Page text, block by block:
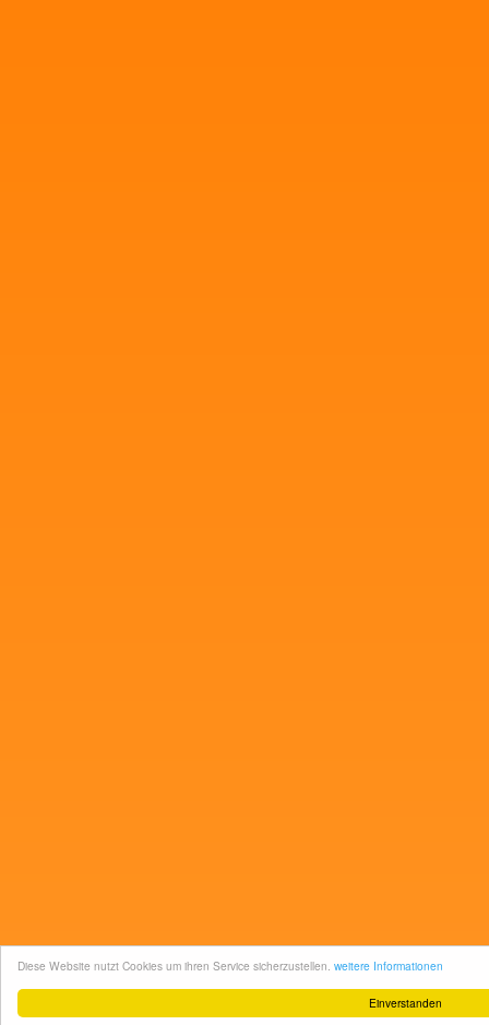
Einverstanden
Diese Website nutzt Cookies um ihren Service sicherzustellen. weitere Informationen